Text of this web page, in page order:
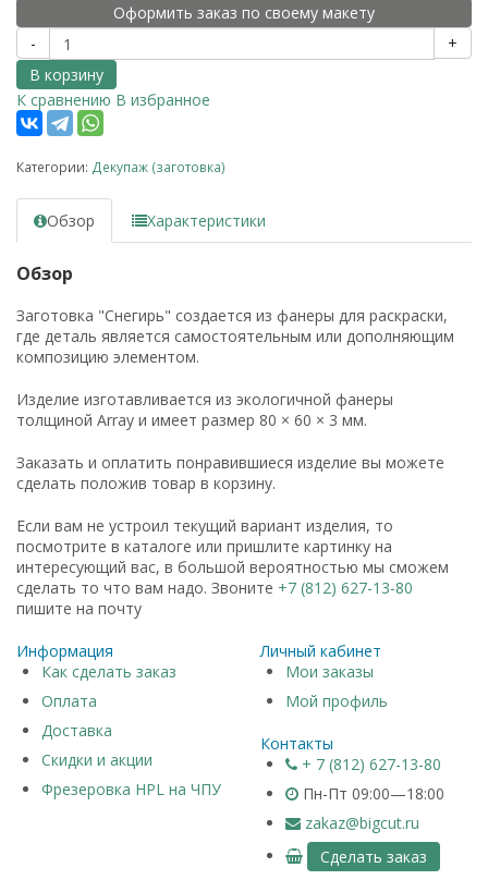
Оформить заказ по своему макету
-
+
В корзину
К сравнению В избранное
Категории: Декупаж (заготовка)
Обзор Характеристики
Обзор
Заготовка "Снегирь" создается из фанеры для раскраски,
где деталь является самостоятельным или дополняющим
композицию элементом.
Изделие изготавливается из экологичной фанеры
толщиной Array и имеет размер 80 × 60 × 3 мм.
Заказать и оплатить понравившиеся изделие вы можете
сделать положив товар в корзину.
Если вам не устроил текущий вариант изделия, то
посмотрите в каталоге или пришлите картинку на
интересующий вас, в большой вероятностью мы сможем
сделать то что вам надо. Звоните +7 (812) 627-13-80
пишите на почту
Информация
Как сделать заказ
Оплата
Доставка
Скидки и акции
Фрезеровка HPL на ЧПУ
Личный кабинет
Мои заказы
Мой профиль
Контакты
+ 7 (812) 627-13-80
Пн-Пт 09:00—18:00
zakaz@bigcut.ru
Сделать заказ